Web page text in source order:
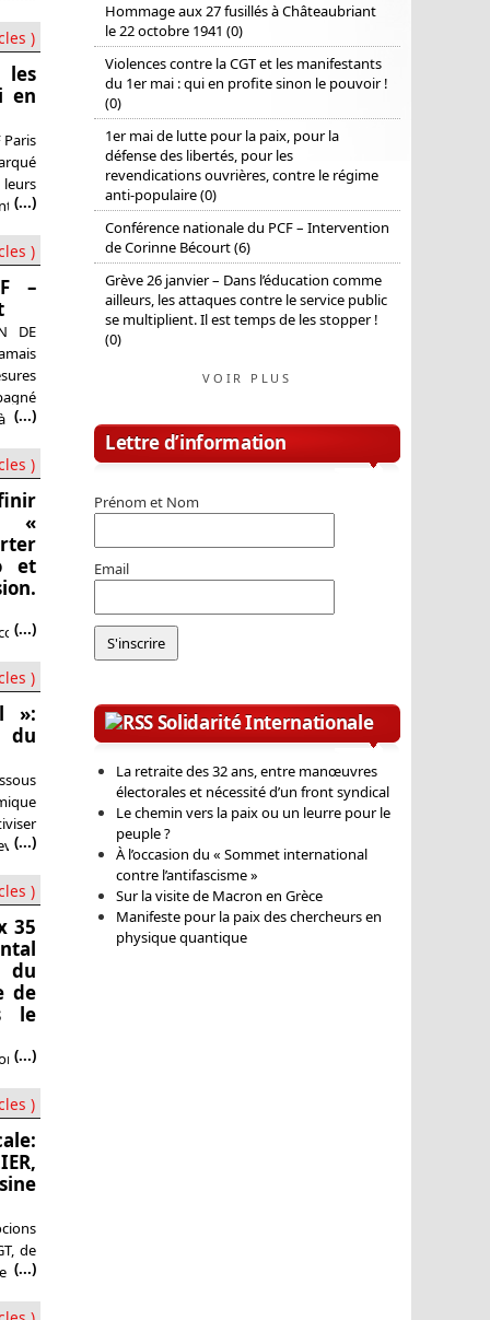
)
les
en
(...)
)
–
DE
nos
(...)
)
«
et
Parti
tous
(...)
)
»:
du
un
(...)
)
35
du
de
le
(...)
)
de
». Il
du
(...)
Hommage aux 27 fusillés à Châteaubriant
le 22 octobre 1941 (0)
Violences contre la CGT et les manifestants
du 1er mai : qui en profite sinon le pouvoir !
(0)
1er mai de lutte pour la paix, pour la
défense des libertés, pour les
revendications ouvrières, contre le régime
anti-populaire (0)
Conférence nationale du PCF – Intervention
de Corinne Bécourt (6)
Grève 26 janvier – Dans l’éducation comme
ailleurs, les attaques contre le service public
se multiplient. Il est temps de les stopper !
(0)
VOIR PLUS
Lettre d’information
Prénom et Nom
Email
Solidarité Internationale
La retraite des 32 ans, entre manœuvres
électorales et nécessité d’un front syndical
Le chemin vers la paix ou un leurre pour le
peuple ?
À l’occasion du « Sommet international
contre l’antifascisme »
Sur la visite de Macron en Grèce
Manifeste pour la paix des chercheurs en
physique quantique